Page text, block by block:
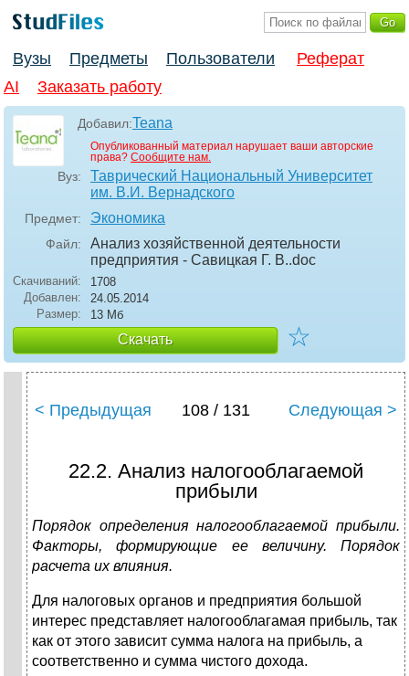
Вузы Предметы Пользователи
Реферат
AI
Заказать работу
Добавил:Teana
Опубликованный материал нарушает ваши авторские
права? Сообщите нам.
Вуз:
Таврический Национальный Университет
им. В.И. Вернадского
Предмет: Экономика
Файл:
Анализ хозяйственной деятельности
предприятия - Савицкая Г. В..doc
Скачиваний:
1708
Добавлен:
24.05.2014
Размер:
13 Мб
Скачать ☆
< Предыдущая 108 / 131 Следующая >
22.2. Анализ налогооблагаемой
прибыли
Порядок определения налогооблагаемой прибыли.
Факторы, формирующие ее величину. Порядок
расчета их влияния.
Для налоговых органов и предприятия большой
интерес представляет налогооблагамая прибыль, так
как от этого зависит сумма налога на прибыль, а
соответственно и сумма чистого дохода.